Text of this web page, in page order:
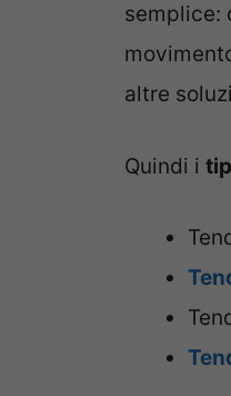
semplice:
altre
Quindi i